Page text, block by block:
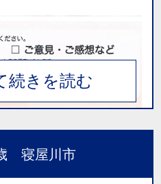
で痛く寝る時に寝返り
とかマッサージでは良
２週目位に先生に矯正
寝屋川市